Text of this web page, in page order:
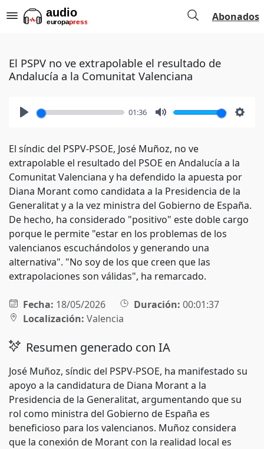
Abonados
El PSPV no ve extrapolable el resultado de
Andalucía a la Comunitat Valenciana
01:36
El síndic del PSPV-PSOE, José Muñoz, no ve
extrapolable el resultado del PSOE en Andalucía a la
Comunitat Valenciana y ha defendido la apuesta por
Diana Morant como candidata a la Presidencia de la
Generalitat y a la vez ministra del Gobierno de España.
De hecho, ha considerado "positivo" este doble cargo
porque le permite "estar en los problemas de los
valencianos escuchándolos y generando una
alternativa". "No soy de los que creen que las
extrapolaciones son válidas", ha remarcado.
Fecha: 18/05/2026 Duración: 00:01:37
Localización: Valencia
Resumen generado con IA
José Muñoz, síndic del PSPV-PSOE, ha manifestado su
apoyo a la candidatura de Diana Morant a la
Presidencia de la Generalitat, argumentando que su
rol como ministra del Gobierno de España es
beneficioso para los valencianos. Muñoz considera
que la conexión de Morant con la realidad local es